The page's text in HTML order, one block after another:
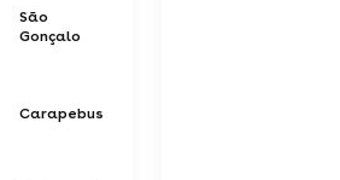
São
Gonçalo
Carapebus